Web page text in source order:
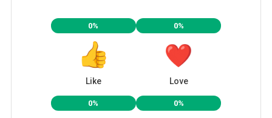
0%
Like
0%
Love
0% 0%